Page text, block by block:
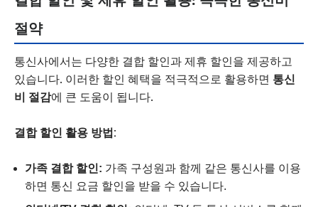
절약
통신사에서는 다양한 결합 할인과 제휴 할인을 제공하고
있습니다. 이러한 할인 혜택을 적극적으로 활용하면 통신
비 절감에 큰 도움이 됩니다.
결합 할인 활용 방법:
가족 결합 할인: 가족 구성원과 함께 같은 통신사를 이용
하면 통신 요금 할인을 받을 수 있습니다.